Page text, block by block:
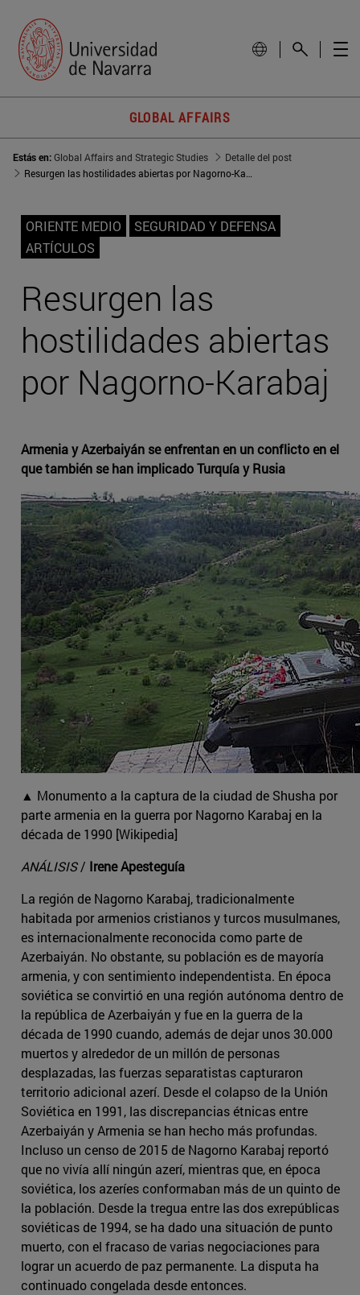
GLOBAL AFFAIRS
Estás en:Global Affairs and Strategic Studies
Detalle del post
Resurgen las hostilidades abiertas por Nagorno-Karabaj
ORIENTE MEDIO
SEGURIDAD Y DEFENSA
ARTÍCULOS
Resurgen las
hostilidades abiertas
por Nagorno-Karabaj
Armenia y Azerbaiyán se enfrentan en un conflicto en el
que también se han implicado Turquía y Rusia
▲ Monumento a la captura de la ciudad de Shusha por
parte armenia en la guerra por Nagorno Karabaj en la
década de 1990 [Wikipedia]
ANÁLISIS/ Irene Apesteguía
La región de Nagorno Karabaj, tradicionalmente
habitada por armenios cristianos y turcos musulmanes,
es internacionalmente reconocida como parte de
Azerbaiyán. No obstante, su población es de mayoría
armenia, y con sentimiento independentista. En época
soviética se convirtió en una región autónoma dentro de
la república de Azerbaiyán y fue en la guerra de la
década de 1990 cuando, además de dejar unos 30.000
muertos y alrededor de un millón de personas
desplazadas, las fuerzas separatistas capturaron
territorio adicional azerí. Desde el colapso de la Unión
Soviética en 1991, las discrepancias étnicas entre
Azerbaiyán y Armenia se han hecho más profundas.
Incluso un censo de 2015 de Nagorno Karabaj reportó
que no vivía allí ningún azerí, mientras que, en época
soviética, los azeríes conformaban más de un quinto de
la población. Desde la tregua entre las dos exrepúblicas
soviéticas de 1994, se ha dado una situación de punto
muerto, con el fracaso de varias negociaciones para
lograr un acuerdo de paz permanente. La disputa ha
continuado congelada desde entonces.